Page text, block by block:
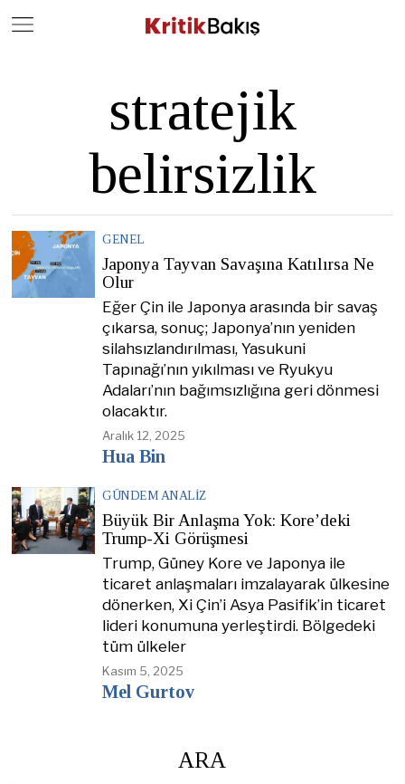
stratejik
belirsizlik
GENEL
Japonya Tayvan Savaşına Katılırsa Ne
Olur
Eğer Çin ile Japonya arasında bir savaş
çıkarsa, sonuç; Japonya’nın yeniden
silahsızlandırılması, Yasukuni
Tapınağı’nın yıkılması ve Ryukyu
Adaları’nın bağımsızlığına geri dönmesi
olacaktır.
Aralık 12, 2025
Hua Bin
GÜNDEM ANALIZ
Büyük Bir Anlaşma Yok: Kore’deki
Trump-Xi Görüşmesi
Trump, Güney Kore ve Japonya ile
ticaret anlaşmaları imzalayarak ülkesine
dönerken, Xi Çin’i Asya Pasifik’in ticaret
lideri konumuna yerleştirdi. Bölgedeki
tüm ülkeler
Kasım 5, 2025
Mel Gurtov
ARA